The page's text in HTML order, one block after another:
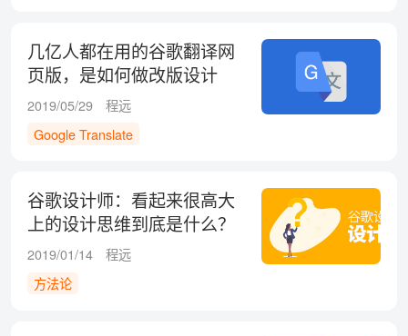
几亿人都在用的谷歌翻译网
页版，是如何做改版设计
的？
2019/05/29
程远
Google Translate
谷歌设计师：看起来很高大
上的设计思维到底是什么？
2019/01/14
程远
方法论